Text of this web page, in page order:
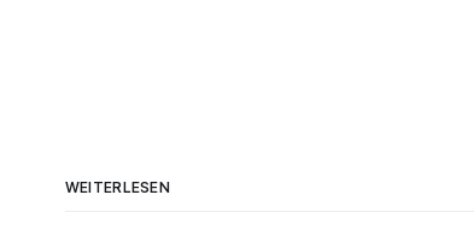
WEITERLESEN